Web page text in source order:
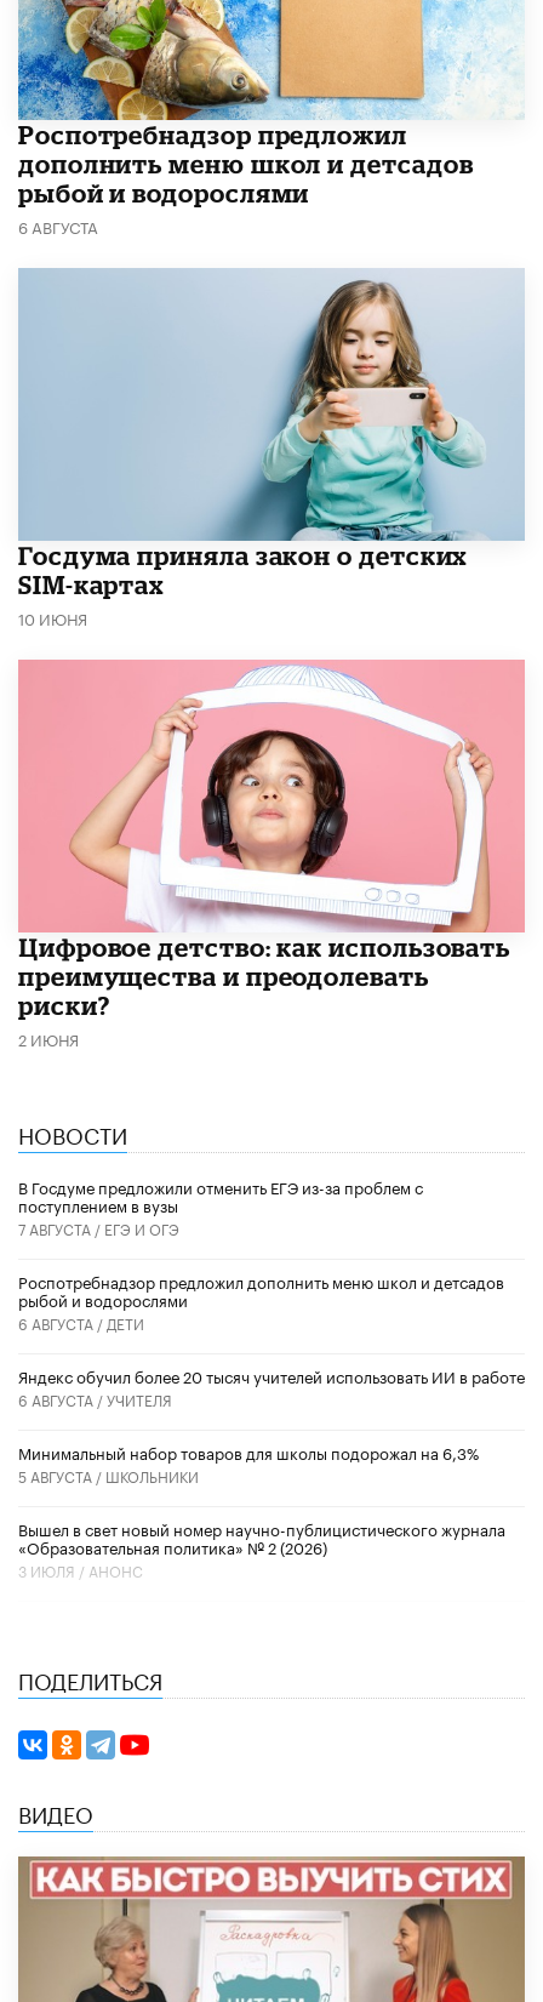
Роспотребнадзор предложил
дополнить меню школ и детсадов
рыбой и водорослями
6 АВГУСТА
Госдума приняла закон о детских
SIM-картах
10 ИЮНЯ
​Цифровое детство: как использовать
преимущества и преодолевать
риски?
2 ИЮНЯ
НОВОСТИ
В Госдуме предложили отменить ЕГЭ из-за проблем с
поступлением в вузы
7 АВГУСТА / ЕГЭ И ОГЭ
Роспотребнадзор предложил дополнить меню школ и детсадов
рыбой и водорослями
6 АВГУСТА / ДЕТИ
​Яндекс обучил более 20 тысяч учителей использовать ИИ в работе
6 АВГУСТА /УЧИТЕЛЯ
Минимальный набор товаров для школы подорожал на 6,3%
5 АВГУСТА / ШКОЛЬНИКИ
Вышел в свет новый номер научно-публицистического журнала
«Образовательная политика» № 2 (2026)
3 ИЮЛЯ / АНОНС
ПОДЕЛИТЬСЯ
ВИДЕО